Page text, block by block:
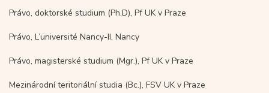
Právo, doktorské studium (Ph.D), Pf UK v Praze
Právo, L’université Nancy-II, Nancy
Právo, magisterské studium (Mgr.), Pf UK v Praze
Mezinárodní teritoriální studia (Bc.), FSV UK v Praze